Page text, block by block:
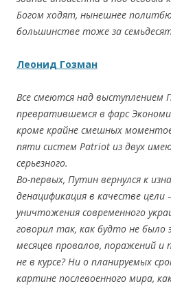
Богом ходят, нынешнее
большинстве тоже за
Леонид Гозман
Все смеются над выступлением
превратившемся в фарс
кроме крайне смешных
пяти систем Patriot из двух
серьезного.
Во-первых, Путин вернулся к
денацификация в качестве цели
уничтожения современного
говорил так, как будто не
месяцев провалов, поражений и
не в курсе? Ни о планируемых
картине послевоенного мира,